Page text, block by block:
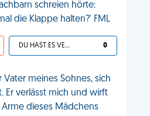
schreien hörte:
die Klappe halten?' FML
DU HAST ES VERDIENT 0
meines Sohnes, sich
Er verlässt mich und wirft
dieses Mädchens